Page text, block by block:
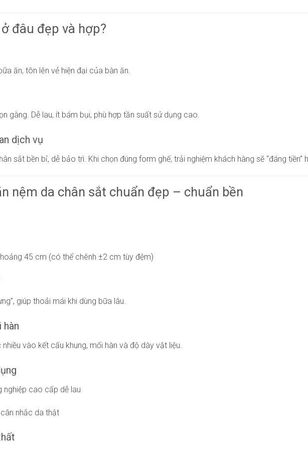
đâu đẹp và hợp?
ăn, tôn lên vẻ hiện đại của bàn ăn.
gàng. Dễ lau, ít bám bụi, phù hợp tần suất sử dụng cao.
dịch vụ
sắt bền bỉ, dễ bảo trì. Khi chọn đúng form ghế, trải nghiệm khách hàng sẽ “đáng tiền”
nệm da chân sắt chuẩn đẹp – chuẩn bền
45 cm (có thể chênh ±2 cm tùy đệm)
giúp thoải mái khi dùng bữa lâu.
hàn
vào kết cấu khung, mối hàn và độ dày vật liệu.
nghiệp cao cấp dễ lau
nhắc da thật